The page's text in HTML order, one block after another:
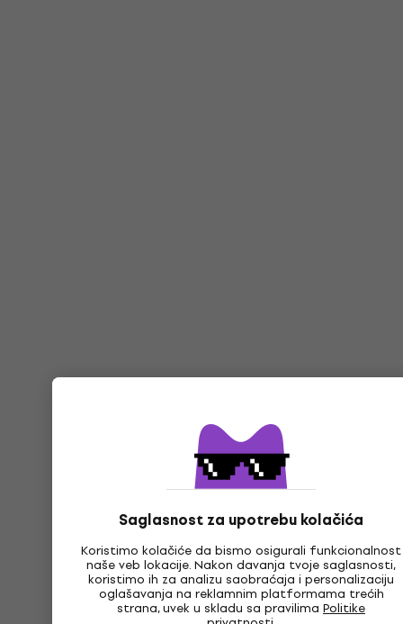
Saglasnost za upotrebu kolačića
Koristimo kolačiće da bismo osigurali funkcionalnost
naše veb lokacije. Nakon davanja tvoje saglasnosti,
koristimo ih za analizu saobraćaja i personalizaciju
oglašavanja na reklamnim platformama trećih
strana, uvek u skladu sa pravilima Politike